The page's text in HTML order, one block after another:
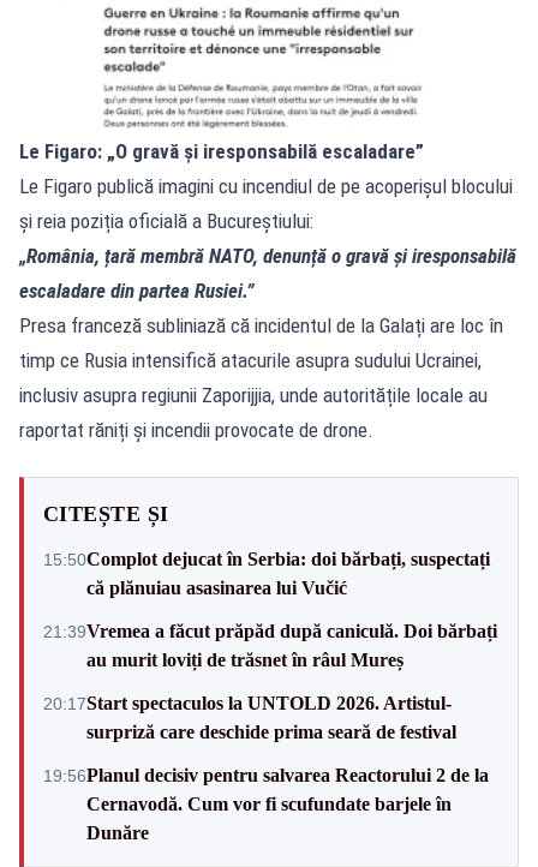
Le Figaro: „O gravă și iresponsabilă escaladare”
Le Figaro publică imagini cu incendiul de pe acoperișul blocului
și reia poziția oficială a Bucureștiului:
„România, țară membră NATO, denunță o gravă și iresponsabilă
escaladare din partea Rusiei.”
Presa franceză subliniază că incidentul de la Galați are loc în
timp ce Rusia intensifică atacurile asupra sudului Ucrainei,
inclusiv asupra regiunii Zaporijjia, unde autoritățile locale au
raportat răniți și incendii provocate de drone.
CITEȘTE ȘI
15:50Complot dejucat în Serbia: doi bărbați, suspectați
că plănuiau asasinarea lui Vučić
21:39Vremea a făcut prăpăd după caniculă. Doi bărbați
au murit loviți de trăsnet în râul Mureș
20:17Start spectaculos la UNTOLD 2026. Artistul-
surpriză care deschide prima seară de festival
19:56Planul decisiv pentru salvarea Reactorului 2 de la
Cernavodă. Cum vor fi scufundate barjele în
Dunăre